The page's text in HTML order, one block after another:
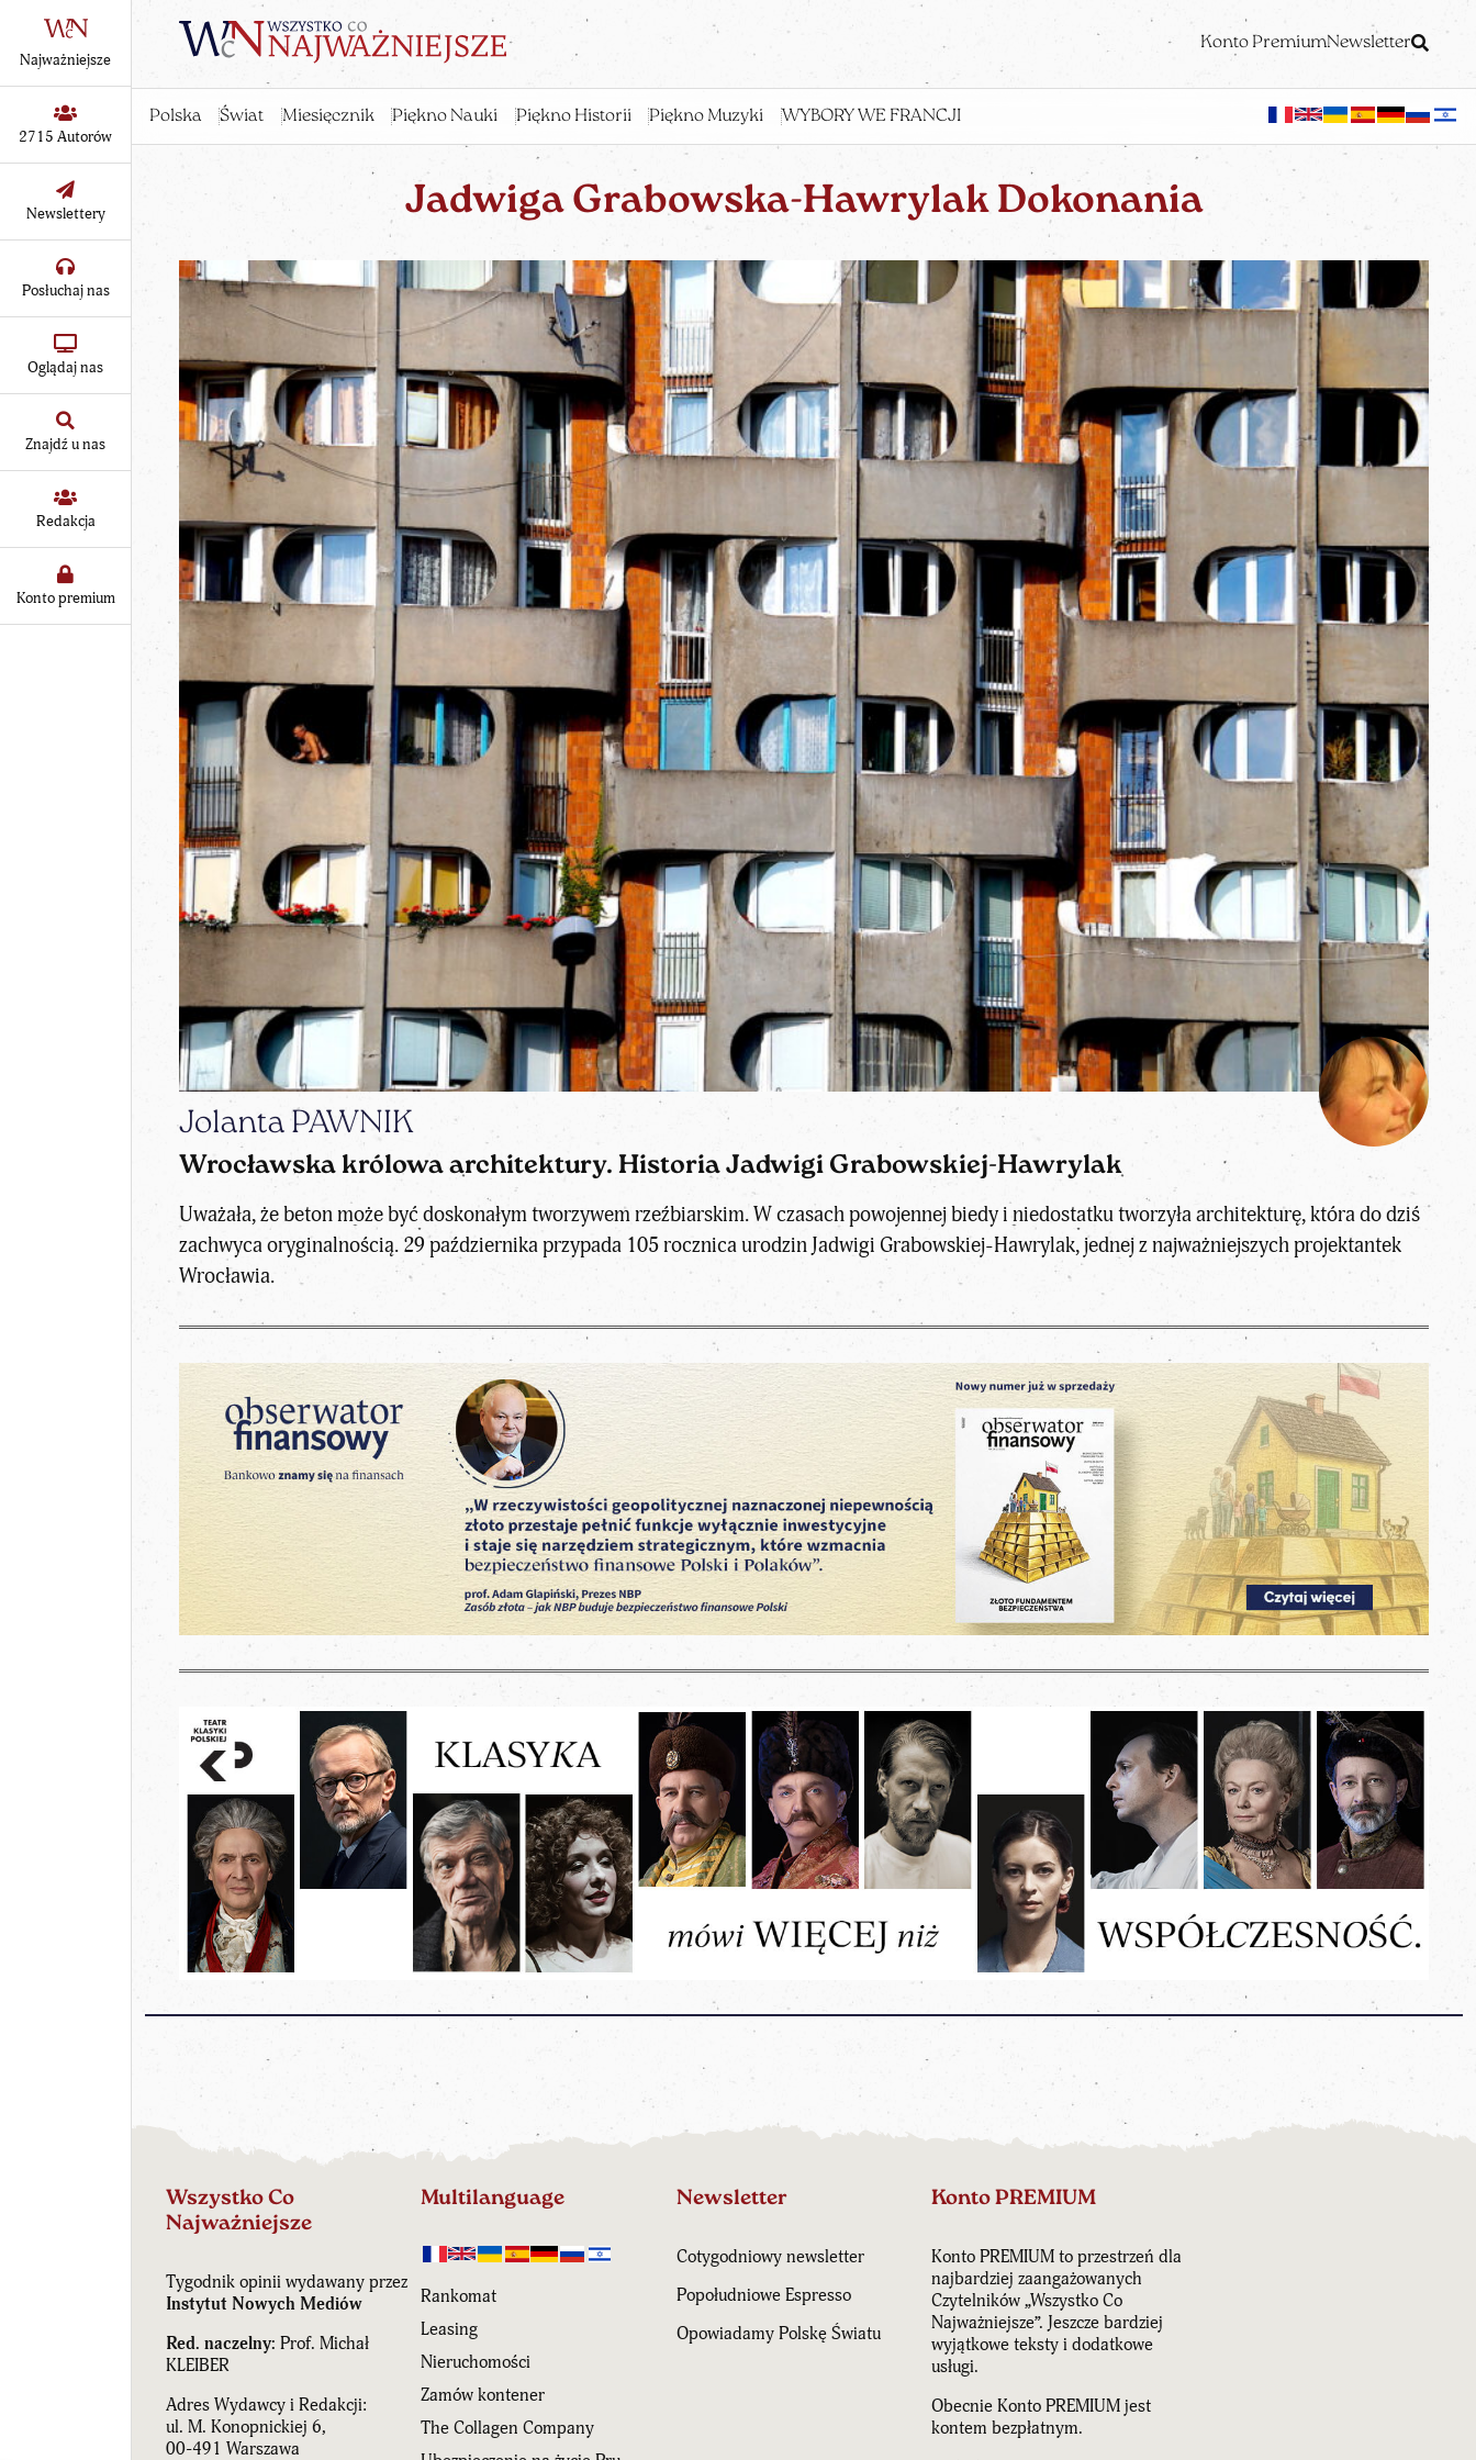
Konto PremiumNewsletter
Polska Świat Miesięcznik Piękno Nauki Piękno Historii Piękno Muzyki WYBORY WE FRANCJI
Najważniejsze
2715 Autorów
Newslettery
Posłuchaj nas
Oglądaj nas
Znajdź u nas
Redakcja
Konto premium
Jadwiga Grabowska-Hawrylak Dokonania
Jolanta PAWNIK
Wrocławska królowa architektury. Historia Jadwigi Grabowskiej-Hawrylak
Uważała, że beton może być doskonałym tworzywem rzeźbiarskim. W czasach powojennej biedy i niedostatku tworzyła architekturę, która do dziś
zachwyca oryginalnością. 29 października przypada 105 rocznica urodzin Jadwigi Grabowskiej-Hawrylak, jednej z najważniejszych projektantek
Wrocławia.
Wszystko Co
Najważniejsze
Tygodnik opinii wydawany przez
Instytut Nowych Mediów
Red. naczelny: Prof. Michał
KLEIBER
Adres Wydawcy i Redakcji:
ul. M. Konopnickiej 6,
00-491 Warszawa
Multilanguage
Rankomat
Leasing
Nieruchomości
Zamów kontener
The Collagen Company
Newsletter
Cotygodniowy newsletter
Popołudniowe Espresso
Opowiadamy Polskę Światu
Konto PREMIUM
Konto PREMIUM to przestrzeń dla
najbardziej zaangażowanych
Czytelników „Wszystko Co
Najważniejsze”. Jeszcze bardziej
wyjątkowe teksty i dodatkowe
usługi.
Obecnie Konto PREMIUM jest
kontem bezpłatnym.